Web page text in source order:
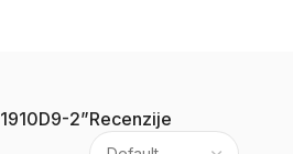
Recenzije
2”